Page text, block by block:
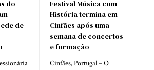
do
de
Festival Música com
História termina em
Cinfães após uma
semana de concertos
e formação
Cinfães, Portugal – O